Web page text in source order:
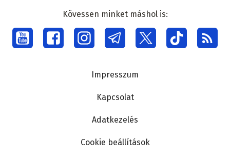
Social
menu
Kövessen minket máshol is:
Impresszum
Kapcsolat
Adatkezelés
Cookie beállítások